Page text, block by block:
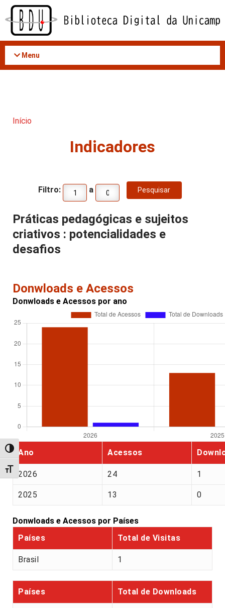
Acessar
conteúdo
Alternar alto contraste
Alternar tamanho da fonte
Menu
Início
Indicadores
Filtro: a
Práticas pedagógicas e sujeitos
criativos : potencialidades e
desafios
Donwloads e Acessos
Donwloads e Acessos por ano
Ano Acessos
2026 24 1
2025 13 0
Donwloads e Acessos por Países
Países
Total de Visitas
Brasil 1
Países Total de Downloads